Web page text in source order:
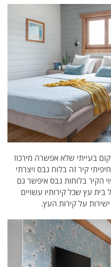
בעייתי שלא אפשרה מירכוז
קיר זה בלוח גבס ויצרתי
הקיר בלוחות גבס איפשר גם
בית עץ שכל קירותיו עשויים
על קירות העץ.